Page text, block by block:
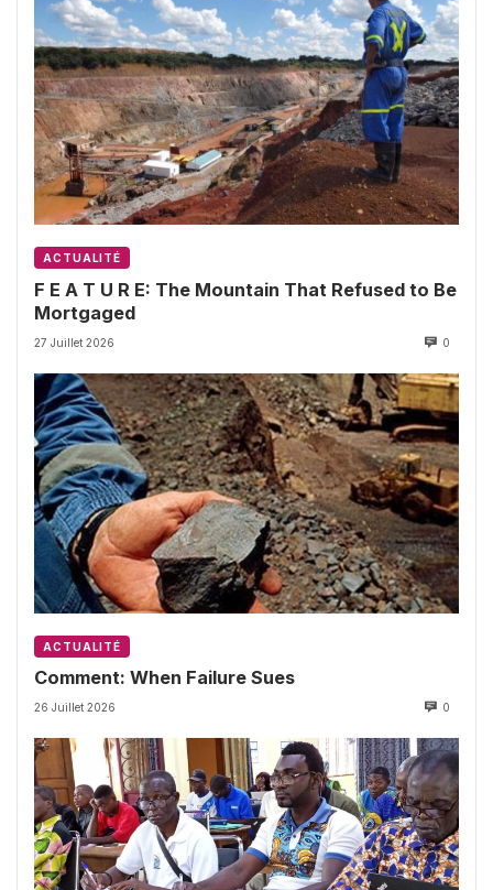
ACTUALITÉ
F E A T U R E: The Mountain That Refused to Be
Mortgaged
27 Juillet 2026 0
ACTUALITÉ
Comment: When Failure Sues
26 Juillet 2026 0